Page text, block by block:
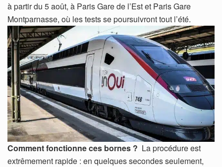
à partir du 5 août, à Paris Gare de l’Est et Paris Gare
Montparnasse, où les tests se poursuivront tout l’été.
Comment fonctionne ces bornes ? La procédure est
extrêmement rapide : en quelques secondes seulement,